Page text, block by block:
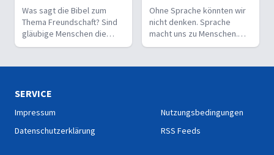
Was sagt die Bibel zum
Thema Freundschaft? Sind
gläubige Menschen die
besseren Freunde? Ist Gott
Ohne Sprache könnten wir
nicht denken. Sprache
macht uns zu Menschen.
Gott kommuniziert oft durch
SERVICE
Impressum
Datenschutzerklärung
Nutzungsbedingungen
RSS Feeds